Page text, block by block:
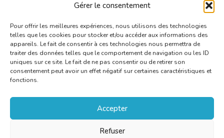
Gérer le consentement
Pour offrir les meilleures expériences, nous utilisons des technologies
telles que les cookies pour stocker et/ou accéder aux informations des
appareils. Le fait de consentir à ces technologies nous permettra de
traiter des données telles que le comportement de navigation ou les ID
uniques sur ce site. Le fait de ne pas consentir ou de retirer son
consentement peut avoir un effet négatif sur certaines caractéristiques et
fonctions.
Accepter
Refuser